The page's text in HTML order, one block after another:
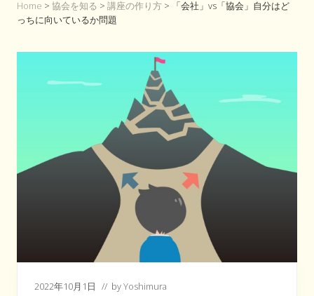
Home > 協会を知る > 講座の作り方 > 「会社」vs「協会」自分はど
っちに向いているか問題
2022年10月1日 // byYoshimura